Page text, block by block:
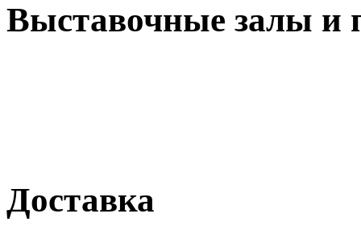
Выставочные залы и
Доставка